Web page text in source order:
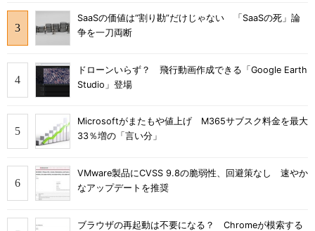
SaaSの価値は“割り勘”だけじゃない 「SaaSの死」論
争を一刀両断
ドローンいらず？ 飛行動画作成できる「Google Earth
Studio」登場
Microsoftがまたもや値上げ M365サブスク料金を最大
33％増の「言い分」
VMware製品にCVSS 9.8の脆弱性、回避策なし 速やか
なアップデートを推奨
ブラウザの再起動は不要になる？ Chromeが模索する